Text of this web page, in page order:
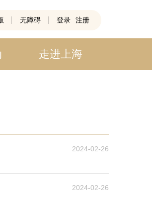
无障碍 登录 注册
走进上海
2024-02-26
2024-02-26